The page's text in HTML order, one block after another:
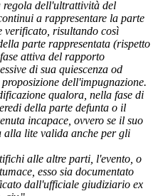
regola dell'ultrattività del
a rappresentare la parte
verificato, risultando così
parte rappresentata (rispetto
attiva del rapporto
di sua quiescenza od
dell'impugnazione.
qualora, nella fase di
della parte defunta o il
incapace, ovvero se il suo
lite valida anche per gli
alle altre parti, l'evento, o
esso sia documentato
dall'ufficiale giudiziario ex